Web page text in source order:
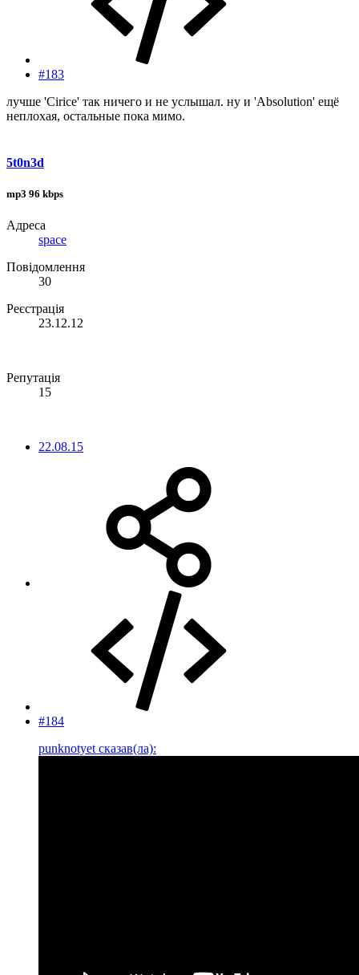
#183
лучше 'Cirice' так ничего и не услышал. ну и 'Absolution' ещё
неплохая, остальные пока мимо.
5t0n3d
mp3 96 kbps
Адреса
space
Повідомлення
30
Реєстрація
23.12.12
Репутація
15
22.08.15
#184
punknotyet сказав(ла):